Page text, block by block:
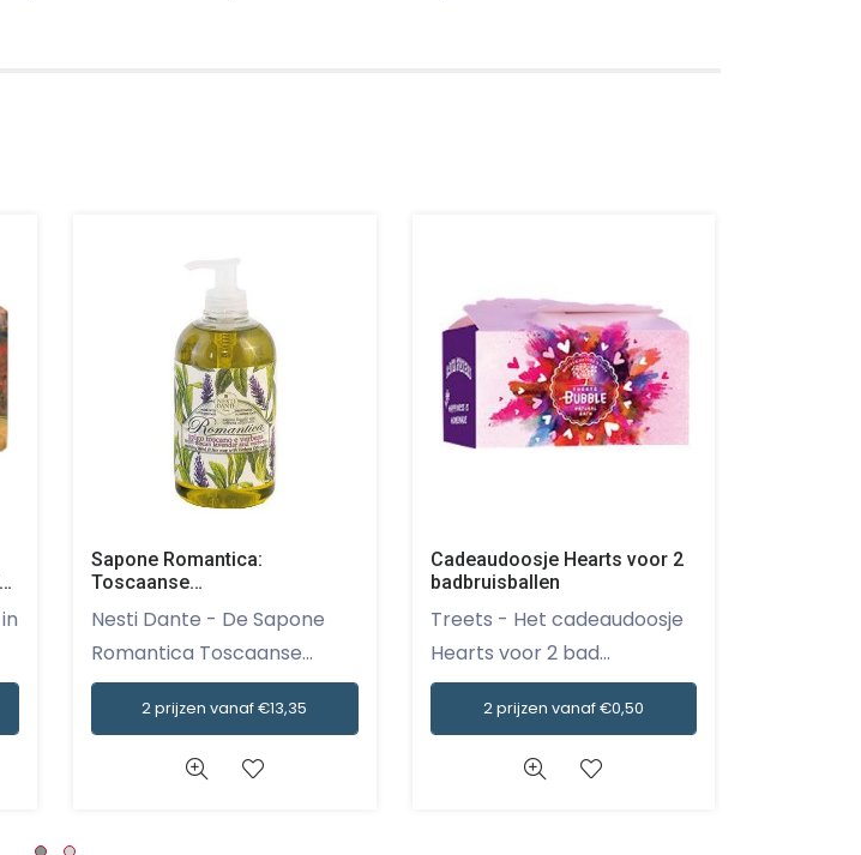
Sapone Romantica:
Toscaanse
handzeep 500 ml
Nesti Dante - De Sapone
Romantica Toscaanse...
2 prijzen vanaf €13,35
Cadeaudoosje Hearts voor 2
badbruisballen
Treets - Het cadeaudoosje
Hearts voor 2 bad...
2 prijzen vanaf €0,50